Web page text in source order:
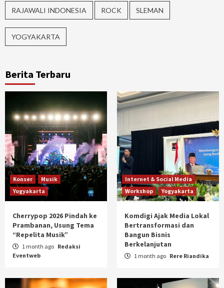
RAJAWALI INDONESIA ROCK SLEMAN
YOGYAKARTA
Berita Terbaru
Konser
Musik
Yogyakarta
Cherrypop 2026 Pindah ke
Prambanan, Usung Tema
“Repelita Musik”
1 month ago Redaksi
Eventweb
Internet & Social Media
Workshop
Yogyakarta
Komdigi Ajak Media Lokal
Bertransformasi dan
Bangun Bisnis
Berkelanjutan
1 month ago Rere Riandika